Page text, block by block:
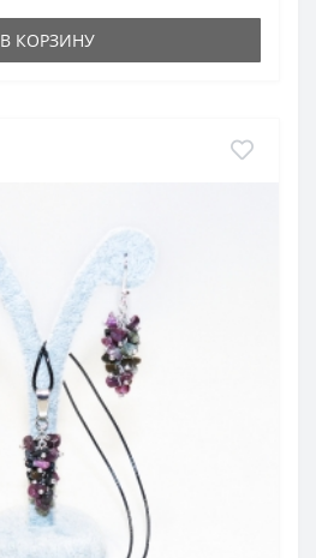
В КОРЗИНУ